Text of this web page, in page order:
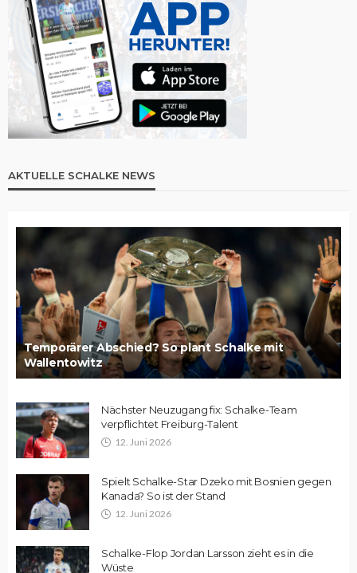
AKTUELLE SCHALKE NEWS
Temporärer Abschied? So plant Schalke mit
Wallentowitz
Nächster Neuzugang fix: Schalke-Team
verpflichtet Freiburg-Talent
12. Juni 2026
Spielt Schalke-Star Dzeko mit Bosnien gegen
Kanada? So ist der Stand
12. Juni 2026
Schalke-Flop Jordan Larsson zieht es in die
Wüste